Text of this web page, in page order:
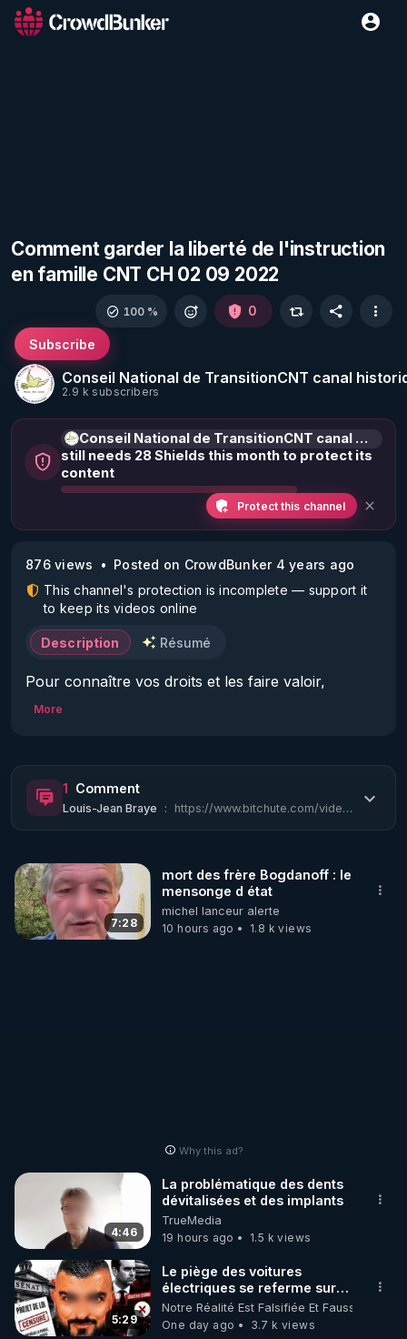
Comment garder la liberté de l'instruction
en famille CNT CH 02 09 2022
Conseil National de TransitionCNT canal
2.9 k subscribers
Subscribe
100 % 0
Conseil National de TransitionCNT canal historique
still needs 28 Shields this month to protect its
content
Protect this channel
876 views
Posted on CrowdBunker 4 years ago
This channel's protection is incomplete — support it
to keep its videos online
Description Résumé
Pour connaître vos droits et les faire valoir,
informez-vous sur le site www.conseilnational.fr
Réponse
       * allez sur notre site  :
https://www.conseilnational.fr
       * remplir le formulaire contact et le valider
Nous seront heureux de partager nos expériences
de vie et de savoir, pour le bien de tous, et surtout,
More
1 Comment
Louis-Jean Braye : https://www.bitchute.com/video/b09UKCCNxFhS/
7:28
mort des frère Bogdanoff : le
mensonge d état
michel lanceur alerte
10 hours ago
1.8 k views
Why this ad?
4:46
La problématique des dents
dévitalisées et des implants
TrueMedia
19 hours ago
1.5 k views
5:29
Le piège des voitures
électriques se referme sur
les usagers !
Notre Réalité Est Falsifiée Et Fausse
One day ago
3.7 k views